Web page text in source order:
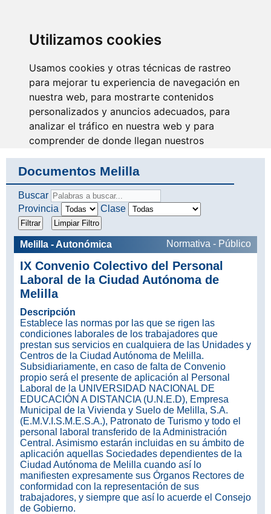
Utilizamos cookies
Usamos cookies y otras técnicas de rastreo
para mejorar tu experiencia de navegación en
nuestra web, para mostrarte contenidos
personalizados y anuncios adecuados, para
analizar el tráfico en nuestra web y para
comprender de donde llegan nuestros
visitantes.
Aceptar
Rechazar
Configurar
Trabajando por tu futuro
Documentos Melilla
Buscar
Provincia
Clase
Melilla - Autonómica Normativa - Público
IX Convenio Colectivo del Personal
Laboral de la Ciudad Autónoma de
Melilla
Descripción
Establece las normas por las que se rigen las
condiciones laborales de los trabajadores que
prestan sus servicios en cualquiera de las Unidades y
Centros de la Ciudad Autónoma de Melilla.
Subsidiariamente, en caso de falta de Convenio
propio será el presente de aplicación al Personal
Laboral de la UNIVERSIDAD NACIONAL DE
EDUCACIÓN A DISTANCIA (U.N.E.D), Empresa
Municipal de la Vivienda y Suelo de Melilla, S.A.
(E.M.V.I.S.M.E.S.A.), Patronato de Turismo y todo el
personal laboral transferido de la Administración
Central. Asimismo estarán incluidas en su ámbito de
aplicación aquellas Sociedades dependientes de la
Ciudad Autónoma de Melilla cuando así lo
manifiesten expresamente sus Órganos Rectores de
conformidad con la representación de sus
trabajadores, y siempre que así lo acuerde el Consejo
de Gobierno.